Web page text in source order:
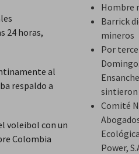
Hombre
Barrick
mineros
Por
sintieron
Comité
Power,
24 horas,
al
respaldo a
voleibol con un
Colombia